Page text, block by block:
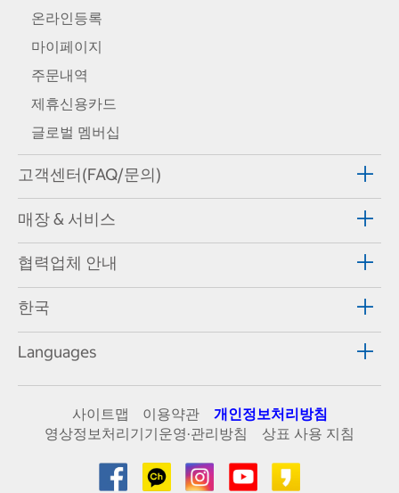
온라인등록
마이페이지
주문내역
제휴신용카드
글로벌 멤버십
고객센터(FAQ/문의)
매장 & 서비스
협력업체 안내
한국
Languages
사이트맵 이용약관
개인정보처리방침
영상정보처리기기운영·관리방침
상표 사용 지침